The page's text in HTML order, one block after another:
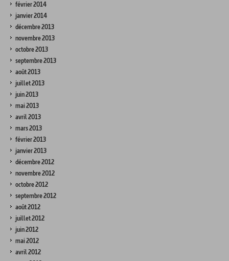
février 2014
janvier 2014
décembre 2013
novembre 2013
octobre 2013
septembre 2013
août 2013
juillet 2013
juin 2013
mai 2013
avril 2013
mars 2013
février 2013
janvier 2013
décembre 2012
novembre 2012
octobre 2012
septembre 2012
août 2012
juillet 2012
juin 2012
mai 2012
avril 2012